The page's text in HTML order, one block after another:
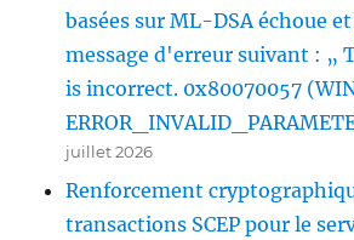
basées sur ML-DSA échoue
message d'erreur suivant : „
is incorrect. 0x80070057
juillet 2026
Renforcement
transactions SCEP pour le